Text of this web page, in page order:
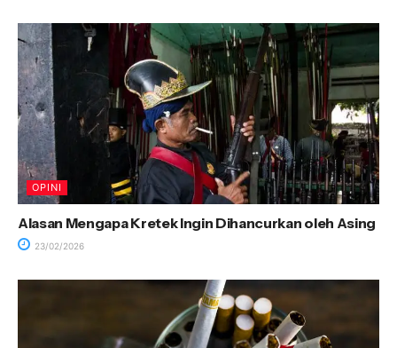
OPINI
Alasan Mengapa Kretek Ingin Dihancurkan oleh Asing
23/02/2026